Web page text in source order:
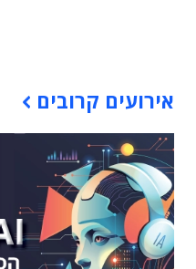
אירועים קרובים